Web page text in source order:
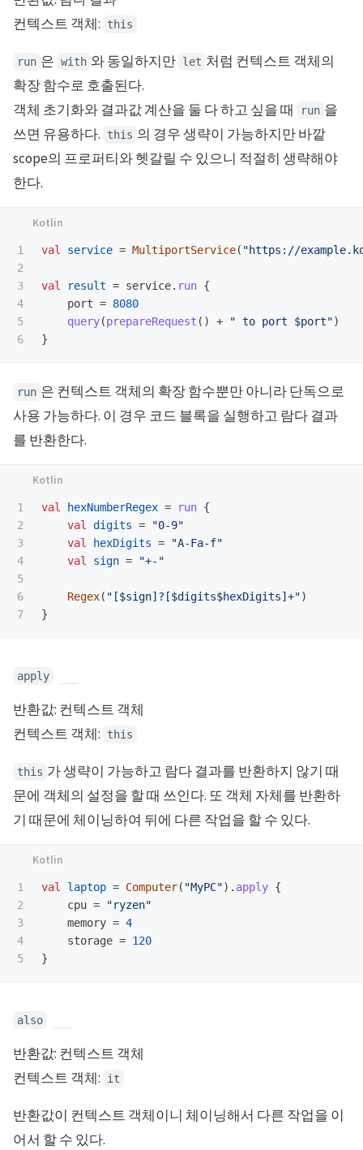
컨텍스트 객체:
this
run 은 with 와 동일하지만 let 처럼 컨텍스트 객체의
확장 함수로 호출된다.
객체 초기화와 결과값 계산을 둘 다 하고 싶을 때
run 을
쓰면 유용하다.
this 의 경우 생략이 가능하지만 바깥
scope의 프로퍼티와 헷갈릴 수 있으니 적절히 생략해야
한다.
1
2
3
4
5
val service = MultiportService( "https://
val result = service. run {
port = 8080
query(prepareRequest () + " to port $port")
}
run 은 컨텍스트 객체의 확장 함수뿐만 아니라 단독으로
사용 가능하다. 이 경우 코드 블록을 실행하고 람다 결과
를 반환한다.
1
2
3
4
5
6
val hexNumberRegex = run {
val digits =
"0-9"
val
hexDigits =
"A-Fa-f"
val
sign = "+-"
Regex( "[$sign]?[$digits$hexDigits]+")
}
apply
반환값: 컨텍스트 객체
컨텍스트 객체:
this
this 가 생략이 가능하고 람다 결과를 반환하지 않기 때
문에 객체의 설정을 할 때 쓰인다. 또 객체 자체를 반환하
기 때문에 체이닝하여 뒤에 다른 작업을 할 수 있다.
1
2
3
4
val laptop = Computer( "MyPC"). apply {
cpu =
"ryzen"
memory = 4
storage = 120
}
also
반환값: 컨텍스트 객체
컨텍스트 객체:
it
반환값이 컨텍스트 객체이니 체이닝해서 다른 작업을 이
어서 할 수 있다.